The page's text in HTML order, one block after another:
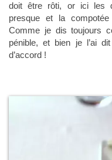
doit être rôti, or ici les
presque et la
Comme je dis toujours
pénible, et bien je l’ai
d’accord !